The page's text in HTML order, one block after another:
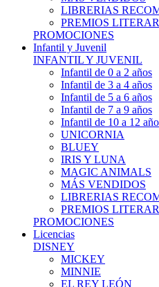
LIBRERIAS
PREMIOS
PROMOCIONES
Infantil y Juvenil
INFANTIL Y JUVENIL
Infantil de 0 a 2 años
Infantil de 3 a 4 años
Infantil de 5 a 6 años
Infantil de 7 a 9 años
Infantil de 10 a 12
UNICORNIA
BLUEY
IRIS Y LUNA
MAGIC ANIMALS
MÁS VENDIDOS
LIBRERIAS
PREMIOS
PROMOCIONES
Licencias
DISNEY
MICKEY
MINNIE
EL REY LEÓN